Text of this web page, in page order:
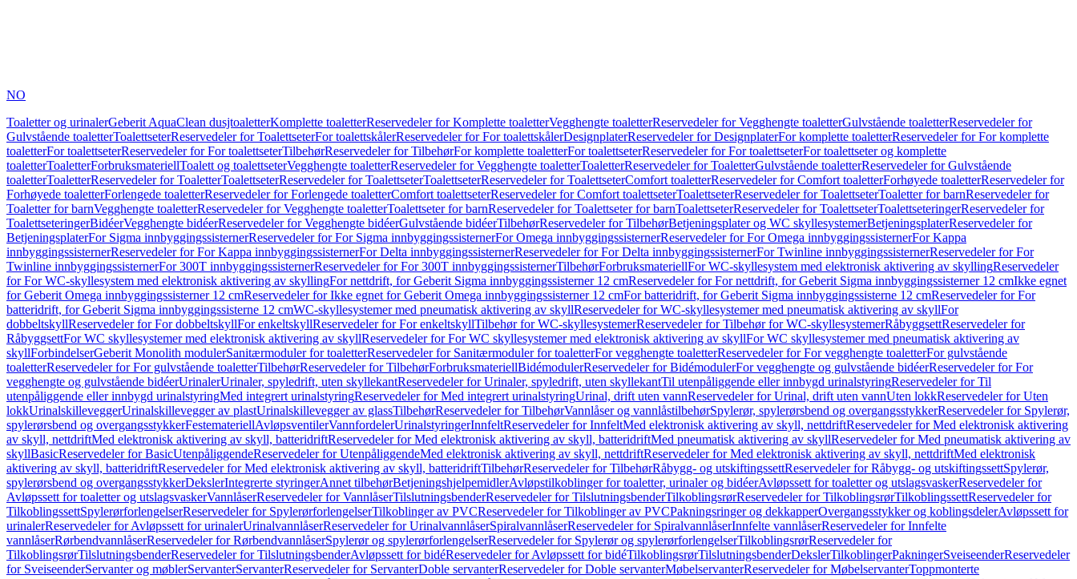
NO
Toaletter og urinalerGeberit AquaClean dusjtoaletterKomplette toaletterReservedeler for Komplette toaletterVegghengte toaletterReservedeler for Vegghengte toaletterGulvstående toaletterReservedeler for
Gulvstående toaletterToalettseterReservedeler for ToalettseterFor toalettskålerReservedeler for For toalettskålerDesignplaterReservedeler for DesignplaterFor komplette toaletterReservedeler for For komplette
toaletterFor toalettseterReservedeler for For toalettseterTilbehørReservedeler for TilbehørFor komplette toaletterFor toalettseterReservedeler for For toalettseterFor toalettseter og komplette
toaletterToaletterForbruksmateriellToalett og toalettseterVegghengte toaletterReservedeler for Vegghengte toaletterToaletterReservedeler for ToaletterGulvstående toaletterReservedeler for Gulvstående
toaletterToaletterReservedeler for ToaletterToalettseterReservedeler for ToalettseterToalettseterReservedeler for ToalettseterComfort toaletterReservedeler for Comfort toaletterForhøyede toaletterReservedeler for
Forhøyede toaletterForlengede toaletterReservedeler for Forlengede toaletterComfort toalettseterReservedeler for Comfort toalettseterToalettseterReservedeler for ToalettseterToaletter for barnReservedeler for
Toaletter for barnVegghengte toaletterReservedeler for Vegghengte toaletterToalettseter for barnReservedeler for Toalettseter for barnToalettseterReservedeler for ToalettseterToalettseteringerReservedeler for
ToalettseteringerBidéerVegghengte bidéerReservedeler for Vegghengte bidéerGulvstående bidéerTilbehørReservedeler for TilbehørBetjeningsplater og WC skyllesystemerBetjeningsplaterReservedeler for
BetjeningsplaterFor Sigma innbyggingssisternerReservedeler for For Sigma innbyggingssisternerFor Omega innbyggingssisternerReservedeler for For Omega innbyggingssisternerFor Kappa
innbyggingssisternerReservedeler for For Kappa innbyggingssisternerFor Delta innbyggingssisternerReservedeler for For Delta innbyggingssisternerFor Twinline innbyggingssisternerReservedeler for For
Twinline innbyggingssisternerFor 300T innbyggingssisternerReservedeler for For 300T innbyggingssisternerTilbehørForbruksmateriellFor WC-skyllesystem med elektronisk aktivering av skyllingReservedeler
for For WC-skyllesystem med elektronisk aktivering av skyllingFor nettdrift, for Geberit Sigma innbyggingssisterner 12 cmReservedeler for For nettdrift, for Geberit Sigma innbyggingssisterner 12 cmIkke egnet
for Geberit Omega innbyggingssisterner 12 cmReservedeler for Ikke egnet for Geberit Omega innbyggingssisterner 12 cmFor batteridrift, for Geberit Sigma innbyggingssisterne 12 cmReservedeler for For
batteridrift, for Geberit Sigma innbyggingssisterne 12 cmWC-skyllesystemer med pneumatisk aktivering av skyllReservedeler for WC-skyllesystemer med pneumatisk aktivering av skyllFor
dobbeltskyllReservedeler for For dobbeltskyllFor enkeltskyllReservedeler for For enkeltskyllTilbehør for WC-skyllesystemerReservedeler for Tilbehør for WC-skyllesystemerRåbyggsettReservedeler for
RåbyggsettFor WC skyllesystemer med elektronisk aktivering av skyllReservedeler for For WC skyllesystemer med elektronisk aktivering av skyllFor WC skyllesystemer med pneumatisk aktivering av
skyllForbindelserGeberit Monolith modulerSanitærmoduler for toaletterReservedeler for Sanitærmoduler for toaletterFor vegghengte toaletterReservedeler for For vegghengte toaletterFor gulvstående
toaletterReservedeler for For gulvstående toaletterTilbehørReservedeler for TilbehørForbruksmateriellBidémodulerReservedeler for BidémodulerFor vegghengte og gulvstående bidéerReservedeler for For
vegghengte og gulvstående bidéerUrinalerUrinaler, spyledrift, uten skyllekantReservedeler for Urinaler, spyledrift, uten skyllekantTil utenpåliggende eller innbygd urinalstyringReservedeler for Til
utenpåliggende eller innbygd urinalstyringMed integrert urinalstyringReservedeler for Med integrert urinalstyringUrinal, drift uten vannReservedeler for Urinal, drift uten vannUten lokkReservedeler for Uten
lokkUrinalskilleveggerUrinalskillevegger av plastUrinalskillevegger av glassTilbehørReservedeler for TilbehørVannlåser og vannlåstilbehørSpylerør, spylerørsbend og overgangsstykkerReservedeler for Spylerør,
spylerørsbend og overgangsstykkerFestemateriellAvløpsventilerVannfordelerUrinalstyringerInnfeltReservedeler for InnfeltMed elektronisk aktivering av skyll, nettdriftReservedeler for Med elektronisk aktivering
av skyll, nettdriftMed elektronisk aktivering av skyll, batteridriftReservedeler for Med elektronisk aktivering av skyll, batteridriftMed pneumatisk aktivering av skyllReservedeler for Med pneumatisk aktivering av
skyllBasicReservedeler for BasicUtenpåliggendeReservedeler for UtenpåliggendeMed elektronisk aktivering av skyll, nettdriftReservedeler for Med elektronisk aktivering av skyll, nettdriftMed elektronisk
aktivering av skyll, batteridriftReservedeler for Med elektronisk aktivering av skyll, batteridriftTilbehørReservedeler for TilbehørRåbygg- og utskiftingssettReservedeler for Råbygg- og utskiftingssettSpylerør,
spylerørsbend og overgangsstykkerDekslerIntegrerte styringerAnnet tilbehørBetjeningshjelpemidlerAvløpstilkoblinger for toaletter, urinaler og bidéerAvløpssett for toaletter og utslagsvaskerReservedeler for
Avløpssett for toaletter og utslagsvaskerVannlåserReservedeler for VannlåserTilslutningsbenderReservedeler for TilslutningsbenderTilkoblingsrørReservedeler for TilkoblingsrørTilkoblingssettReservedeler for
TilkoblingssettSpylerørforlengelserReservedeler for SpylerørforlengelserTilkoblinger av PVCReservedeler for Tilkoblinger av PVCPakningsringer og dekkapperOvergangsstykker og koblingsdelerAvløpssett for
urinalerReservedeler for Avløpssett for urinalerUrinalvannlåserReservedeler for UrinalvannlåserSpiralvannlåserReservedeler for SpiralvannlåserInnfelte vannlåserReservedeler for Innfelte
vannlåserRørbendvannlåserReservedeler for RørbendvannlåserSpylerør og spylerørforlengelserReservedeler for Spylerør og spylerørforlengelserTilkoblingsrørReservedeler for
TilkoblingsrørTilslutningsbenderReservedeler for TilslutningsbenderAvløpssett for bidéReservedeler for Avløpssett for bidéTilkoblingsrørTilslutningsbenderDekslerTilkoblingerPakningerSveiseenderReservedeler
for SveiseenderServanter og møblerServanterServanterReservedeler for ServanterDoble servanterReservedeler for Doble servanterMøbelservanterReservedeler for MøbelservanterToppmonterte